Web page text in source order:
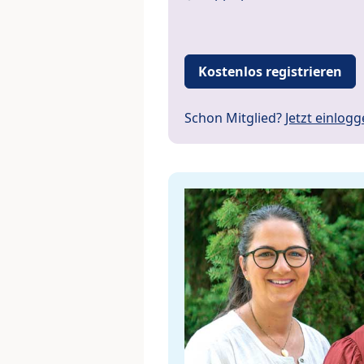
Kostenlos registrieren
Schon Mitglied? Jetzt